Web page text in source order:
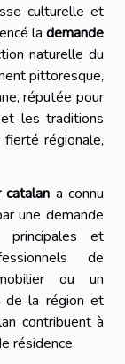
culturelle et
la demande
naturelle du
pittoresque,
réputée pour
les traditions
fierté régionale,
catalan a connu
une demande
principales et
de
ou un
de la région et
contribuent à
résidence.